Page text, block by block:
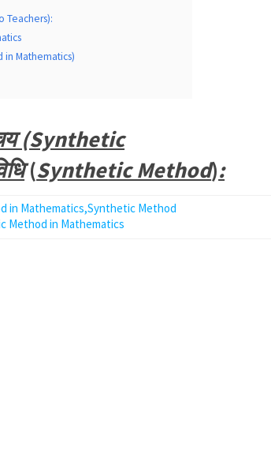
Teachers):
in Mathematics)
(Synthetic
(Synthetic Method):
Method in Mathematics